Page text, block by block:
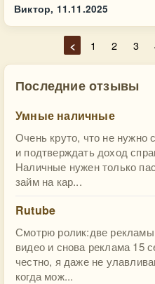
Виктор, 11.11.2025
< 1 2 3
Последние отзывы
Умные наличные
Очень круто, что не нужно
и подтверждать доход
Наличные нужен только
займ на кар...
Rutube
Смотрю ролик:две
видео и снова реклама 15
честно, я даже не
когда мож...